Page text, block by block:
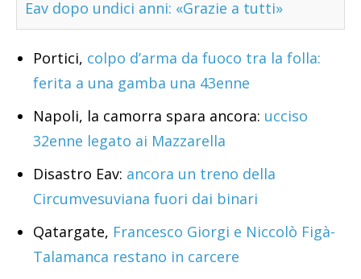
Eav dopo undici anni: «Grazie a tutti»
Portici, colpo d’arma da fuoco tra la folla:
ferita a una gamba una 43enne
Napoli, la camorra spara ancora: ucciso
32enne legato ai Mazzarella
Disastro Eav: ancora un treno della
Circumvesuviana fuori dai binari
Qatargate, Francesco Giorgi e Niccolò Figà-
Talamanca restano in carcere